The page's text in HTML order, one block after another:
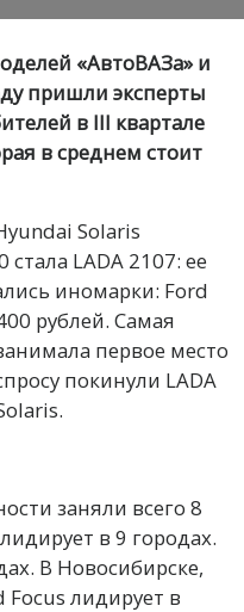
«АвтоВАЗа» и
пришли эксперты
в III квартале
в среднем стоит
Solaris
LADA 2107: ее
иномарки: Ford
рублей. Самая
первое место
покинули LADA
заняли всего 8
в 9 городах.
В Новосибирске,
Focus лидирует в